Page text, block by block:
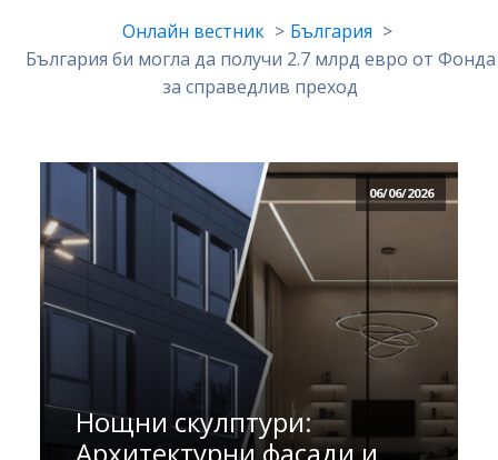
Онлайн вестник
България
България би могла да получи 2.7 млрд евро от Фонда
за справедлив преход
06/06/2026
Нощни скулптури: